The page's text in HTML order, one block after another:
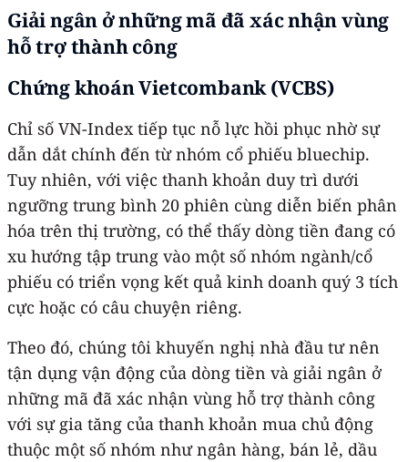
Giải ngân ở những mã đã xác nhận vùng
hỗ trợ thành công
Chứng khoán Vietcombank (VCBS)
Chỉ số VN-Index tiếp tục nỗ lực hồi phục nhờ sự
dẫn dắt chính đến từ nhóm cổ phiếu bluechip.
Tuy nhiên, với việc thanh khoản duy trì dưới
ngưỡng trung bình 20 phiên cùng diễn biến phân
hóa trên thị trường, có thể thấy dòng tiền đang có
xu hướng tập trung vào một số nhóm ngành/cổ
phiếu có triển vọng kết quả kinh doanh quý 3 tích
cực hoặc có câu chuyện riêng.
Theo đó, chúng tôi khuyến nghị nhà đầu tư nên
tận dụng vận động của dòng tiền và giải ngân ở
những mã đã xác nhận vùng hỗ trợ thành công
với sự gia tăng của thanh khoản mua chủ động
thuộc một số nhóm như ngân hàng, bán lẻ, dầu